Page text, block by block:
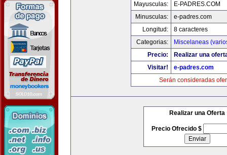
Mayusculas:
E-PADRES.COM
Minusculas:
e-padres.com
Longitud:
8 caracteres
Categorias:
Miscelaneas
Precio:
Realizar una
Visitar!
e-padres.com
Serán consideradas
Realizar una Oferta
Precio Ofrecido $